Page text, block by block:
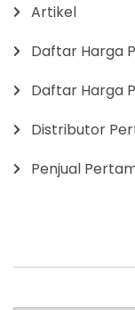
Artikel
Daftar Harga
Daftar Harga
Distributor
Penjual